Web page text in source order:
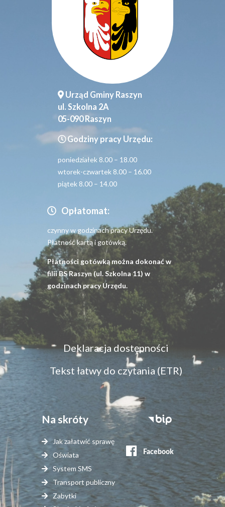
Urząd Gminy Raszyn
ul. Szkolna 2A
05-090 Raszyn
Godziny pracy Urzędu:
poniedziałek 8.00 – 18.00
wtorek-czwartek 8.00 – 16.00
piątek 8.00 – 14.00
Opłatomat:
czynny w godzinach pracy Urzędu.
Płatność kartą i gotówką.
Płatności gotówką można dokonać w
filii BS Raszyn (ul. Szkolna 11) w
godzinach pracy Urzędu.
Menu
dostępność
Deklaracja dostępności
Tekst łatwy do czytania (ETR)
Na skróty
Jak załatwić sprawę
Oświata
System SMS
Transport publiczny
Zabytki
Stopka
serwisy
zewnętrzne